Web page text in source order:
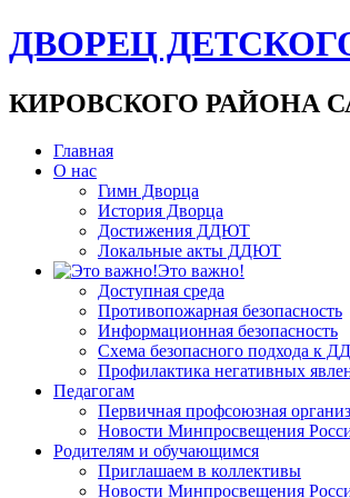
ДВОРЕЦ
КИРОВСКОГО РАЙОНА
Главная
О нас
Гимн Дворца
История Дворца
Достижения ДДЮТ
Локальные акты ДДЮТ
Это важно!
Доступная среда
Противопожарная безопасность
Информационная безопасность
Схема безопасного подхода к
Профилактика негативных
Педагогам
Первичная профсоюзная
Новости Минпросвещения
Родителям и обучающимся
Приглашаем в коллективы
Новости Минпросвещения